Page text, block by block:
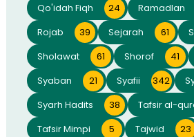
Qo'idah Fiqh
24 Ramadlan
Rojab
39 Sejarah 61
Sholawat
61 Shorof 41
Syaban
21 Syafii 342
Syarh Hadits
38 Tafsir al-
Tafsir Mimpi
5 Tajwid 23